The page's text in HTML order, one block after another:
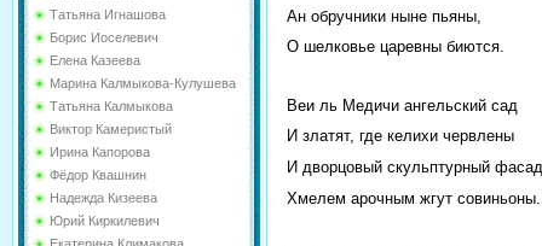
Татьяна Игнашова
Борис Иоселевич
Елена Казеева
Марина Калмыкова-Кулушева
Татьяна Калмыкова
Виктор Камеристый
Ирина Капорова
Фёдор Квашнин
Надежда Кизеева
Юрий Киркилевич
Ан обручники ныне пьяны,
О шелковье царевны биются.
Веи ль Медичи ангельский сад
И златят, где келихи червлены
И дворцовый скульптурный фасад
Хмелем арочным жгут совиньоны.